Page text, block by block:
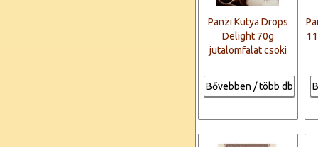
Panzi Kutya Drops
Delight 70g
jutalomfalat csoki
Bővebben / több db